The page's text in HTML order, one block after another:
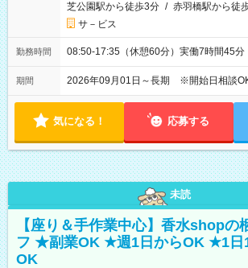
芝公園駅から徒歩3分 / 赤羽橋駅から徒
サ－ビス
勤務時間 08:50-17:35（休憩60分）実働7時間45分
期間 2026年09月01日～長期 ※開始日相談
気になる！ 応募する
未読
【座り＆手作業中心】香水shopの
フ ★副業OK ★週1日からOK ★1日
OK